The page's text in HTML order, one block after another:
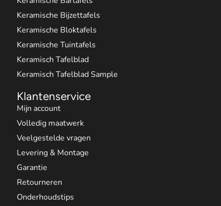
Keramische Bijzettafels
Keramische Bloktafels
Keramische Tuintafels
Keramisch Tafelblad
Keramisch Tafelblad Sample
Klantenservice
Mijn account
Volledig maatwerk
Veelgestelde vragen
Levering & Montage
Garantie
Retourneren
Onderhoudstips